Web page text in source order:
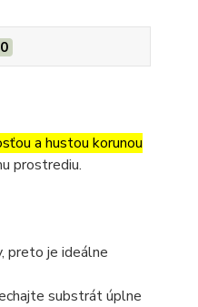
0
a hustou korunou
prostrediu.
preto je ideálne
substrát úplne